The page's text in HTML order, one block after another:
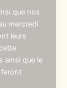
que nos
mercredi
leurs
ainsi que le
feront